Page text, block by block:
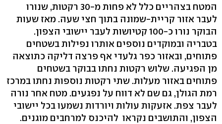
המטח בצהריים כלל לא פחות מ-30 רקטות, שנורו
לעבר אזור קריית-שמונה בתוך חצי שעה. מאז שעות
הבוקר נורו כ-100 קטיושות לעבר יישובי הצפון.
בטבריה ובמוקדים נוספים אותרו נפילות בשטחים
פתוחים, ובאזור כפר גלעדי אף פרצה דליקה כתוצאה
מן הפגיעה. שלוש רקטות נחתו בבוקר בשטחים
פתוחים באזור מעלות. שתי רקטות נוספות נחתו במרכז
רמת הגולן, גם שם לא דווח על נפגעים. מטח אחר נורה
לעבר צפת. אזעקות עולות ויורדות נשמעו בכל יישובי
הצפון, והתושבים נקראו להיכנס למרחבים מוגנים.